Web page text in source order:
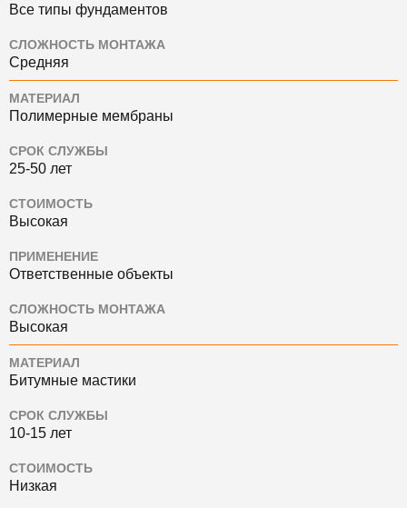
Все типы фундаментов
СЛОЖНОСТЬ МОНТАЖА
Средняя
МАТЕРИАЛ
Полимерные мембраны
СРОК СЛУЖБЫ
25-50 лет
СТОИМОСТЬ
Высокая
ПРИМЕНЕНИЕ
Ответственные объекты
СЛОЖНОСТЬ МОНТАЖА
Высокая
МАТЕРИАЛ
Битумные мастики
СРОК СЛУЖБЫ
10-15 лет
СТОИМОСТЬ
Низкая